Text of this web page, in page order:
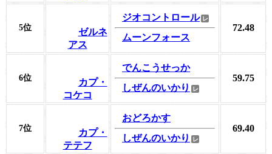
5位
ゼルネ
アス
ジオコントロール
ムーンフォース
72.48
6位
カプ・
コケコ
でんこうせっか
しぜんのいかり
59.75
7位
カプ・
テテフ
おどろかす
しぜんのいかり
69.40